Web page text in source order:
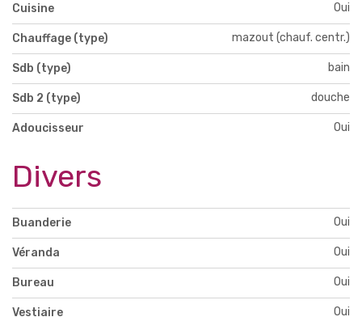
Cuisine Oui
Chauffage (type) mazout (chauf. centr.)
Sdb (type) bain
Sdb 2 (type) douche
Adoucisseur Oui
Divers
Buanderie Oui
Véranda Oui
Bureau Oui
Vestiaire Oui